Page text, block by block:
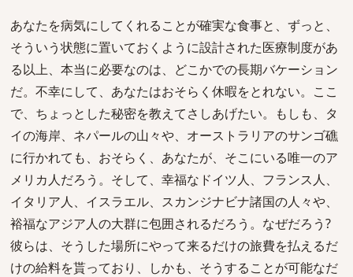
あなたを病気にしてくれることが確実な食事と、ずっと、
そういう状態に置いておくように設計された医療制度があ
る以上、本当に必要なのは、どこかでの長期バケーション
だ。不幸にして、あなたはおそらく休暇をとれない。ここ
で、ちょっとした秘密を教えてさしあげたい。もしも、タ
イの海岸、ネパールの山々や、オーストラリアのサンゴ礁
に行かれても、おそらく、あなたが、そこにいる唯一のア
メリカ人だろう。そして、幸福なドイツ人、フランス人、
イタリア人、イスラエル、スカンジナビナ諸国の人々や、
裕福なアジア人の大群に包囲されるだろう。なぜだろう?
彼らは、そうした場所にやって来るだけの旅費を払えるだ
けの給料を貰っており、しかも、そうすることが可能なだ